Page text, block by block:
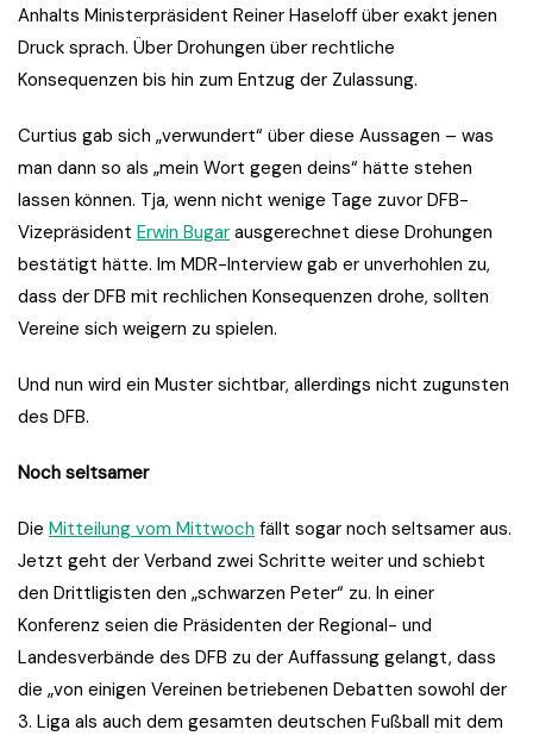
Anhalts Ministerpräsident Reiner Haseloff über exakt jenen
Druck sprach. Über Drohungen über rechtliche
Konsequenzen bis hin zum Entzug der Zulassung.
Curtius gab sich „verwundert“ über diese Aussagen – was
man dann so als „mein Wort gegen deins“ hätte stehen
lassen können. Tja, wenn nicht wenige Tage zuvor DFB-
Vizepräsident Erwin Bugar ausgerechnet diese Drohungen
bestätigt hätte. Im MDR-Interview gab er unverhohlen zu,
dass der DFB mit rechlichen Konsequenzen drohe, sollten
Vereine sich weigern zu spielen.
Und nun wird ein Muster sichtbar, allerdings nicht zugunsten
des DFB.
Noch seltsamer
Die Mitteilung vom Mittwoch fällt sogar noch seltsamer aus.
Jetzt geht der Verband zwei Schritte weiter und schiebt
den Drittligisten den „schwarzen Peter“ zu. In einer
Konferenz seien die Präsidenten der Regional- und
Landesverbände des DFB zu der Auffassung gelangt, dass
die „von einigen Vereinen betriebenen Debatten sowohl der
3. Liga als auch dem gesamten deutschen Fußball mit dem